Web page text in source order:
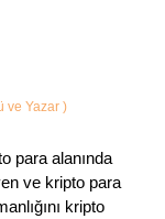
ve Yazar )
para alanında
ve kripto para
kripto